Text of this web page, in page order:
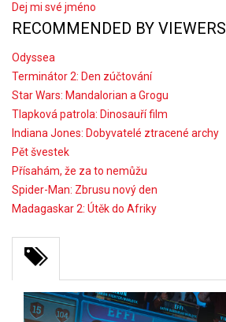
Dej mi své jméno
RECOMMENDED BY VIEWERS
Odyssea
Terminátor 2: Den zúčtování
Star Wars: Mandalorian a Grogu
Tlapková patrola: Dinosauří film
Indiana Jones: Dobyvatelé ztracené archy
Pět švestek
Přísahám, že za to nemůžu
Spider-Man: Zbrusu nový den
Madagaskar 2: Útěk do Afriky